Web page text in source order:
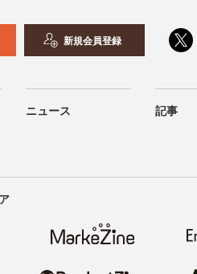
新規会員登録
ニュース 記事